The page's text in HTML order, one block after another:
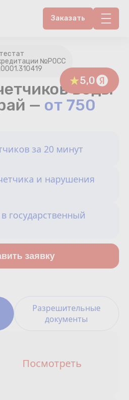
Заказать
mos.ru
№РОСС
5,0
воды
— от 750
за 20 минут
и нарушения
государственный
заявку
Разрешительные
документы
Посмотреть